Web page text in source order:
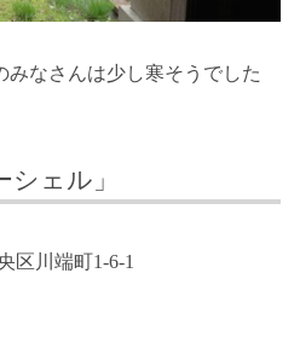
なさんは少し寒そうでした
ェル」
区川端町1-6-1